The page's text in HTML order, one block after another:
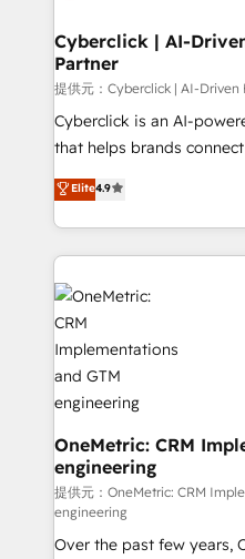
Cyberclick | AI-
Partner
提供元：Cyberclick | AI-Driven
Cyberclick is an AI-
that helps brands
creativity to achieve
Barcelona and operating
the UK, we support
smarter marketing,
strategies. As the only
Iberia (Spain & Portugal),
with intelligent
growth. Our
that simplify complexity,
turn innovation into real impact. 🌍
HubSpot Partner since
Award: Best Integration •
projects • Clients in 30+
technology for
English, Spanish, Portuguese
Elite4.9
OneMetric: CRM
engineering
提供元：OneMetric: CRM
engineering
Over the past few years,